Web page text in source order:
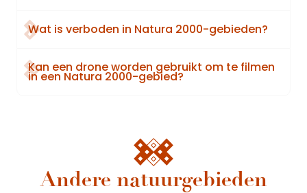
Wat is verboden in Natura 2000-gebieden?
Kan een drone worden gebruikt om te filmen
in een Natura 2000-gebied?
Andere natuurgebieden